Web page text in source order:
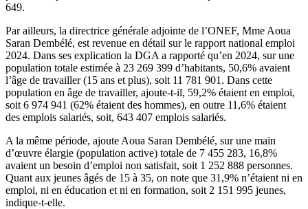
649.
Par ailleurs, la directrice générale adjointe de l’ONEF, Mme Aoua
Saran Dembélé, est revenue en détail sur le rapport national emploi
2024. Dans ses explication la DGA a rapporté qu’en 2024, sur une
population totale estimée à 23 269 399 d’habitants, 50,6% avaient
l’âge de travailler (15 ans et plus), soit 11 781 901. Dans cette
population en âge de travailler, ajoute-t-il, 59,2% étaient en emploi,
soit 6 974 941 (62% étaient des hommes), en outre 11,6% étaient
des emplois salariés, soit, 643 407 emplois salariés.
A la même période, ajoute Aoua Saran Dembélé, sur une main
d’œuvre élargie (population active) totale de 7 455 283, 16,8%
avaient un besoin d’emploi non satisfait, soit 1 252 888 personnes.
Quant aux jeunes âgés de 15 à 35, on note que 31,9% n’étaient ni en
emploi, ni en éducation et ni en formation, soit 2 151 995 jeunes,
indique-t-elle.